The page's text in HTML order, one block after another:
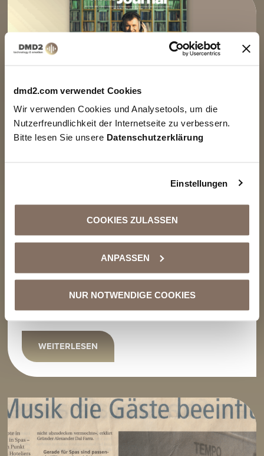
dmd2.com verwendet Cookies
Wir verwenden Cookies und Analysetools, um die
Nutzerfreundlichkeit der Internetseite zu verbessern.
Bitte lesen Sie unsere Datenschutzerklärung
Einstellungen
COOKIES ZULASSEN
ANPASSEN
NUR NOTWENDIGE COOKIES
« Le maître du fond sonore » – c’est l’histoire à
la une du dernier Gastrojournal. Elle est
consacrée à la musique dans les
établissements de restauration. Alex Dal Farra,
CEO de DMD2, décrit dans une interview de
plusieurs pages le mode d’action de la
musique de fond, les détails
WEITERLESEN